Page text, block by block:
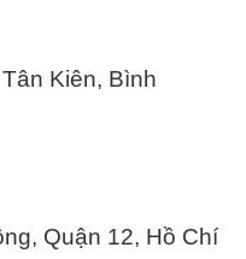
Kiên, Bình
Quận 12, Hồ Chí